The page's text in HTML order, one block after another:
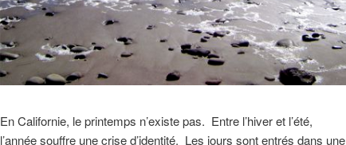
En Californie, le printemps n’existe pas. Entre l’hiver et l’été,
l’année souffre une crise d’identité. Les jours sont entrés dans une